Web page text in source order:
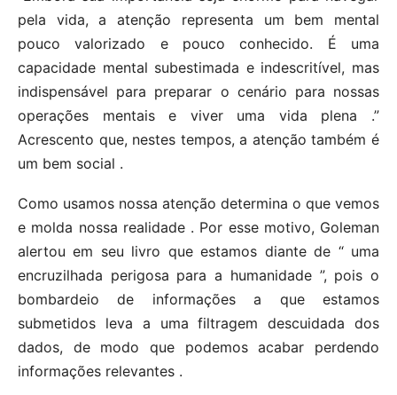
pela vida, a atenção representa um bem mental
pouco valorizado e pouco conhecido. É uma
capacidade mental subestimada e indescritível, mas
indispensável para preparar o cenário para nossas
operações mentais e viver uma vida plena .”
Acrescento que, nestes tempos, a atenção também é
um bem social .
Como usamos nossa atenção determina o que vemos
e molda nossa realidade . Por esse motivo, Goleman
alertou em seu livro que estamos diante de “ uma
encruzilhada perigosa para a humanidade ”, pois o
bombardeio de informações a que estamos
submetidos leva a uma filtragem descuidada dos
dados, de modo que podemos acabar perdendo
informações relevantes .